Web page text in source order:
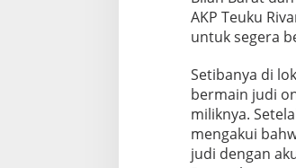
AKP Teuku
untuk segera
Setibanya di
bermain judi
miliknya.
mengakui
judi dengan